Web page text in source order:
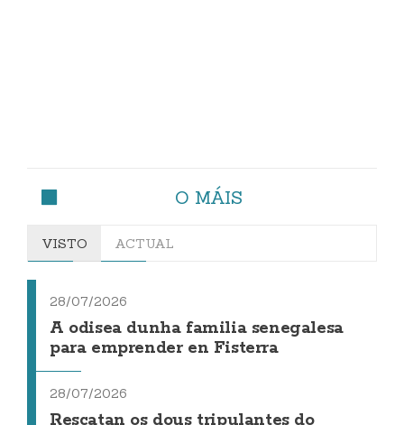
O MÁIS
VISTO ACTUAL
28/07/2026
A odisea dunha familia senegalesa
para emprender en Fisterra
28/07/2026
Rescatan os dous tripulantes do